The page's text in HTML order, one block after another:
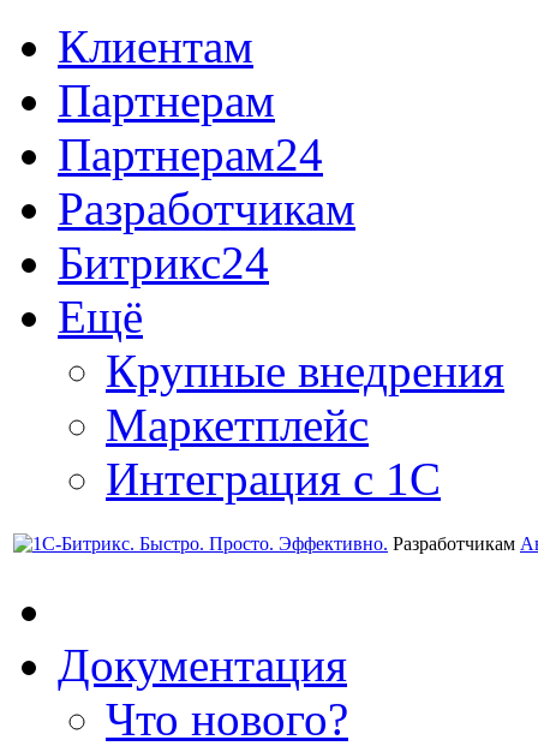
Клиентам
Партнерам
Партнерам24
Разработчикам
Битрикс24
Ещё
Крупные внедрения
Маркетплейс
Интеграция с 1С
Разработчикам
Документация
Что нового?